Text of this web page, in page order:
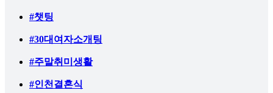
#챗팅
#30대여자소개팅
#주말취미생활
#인천결혼식